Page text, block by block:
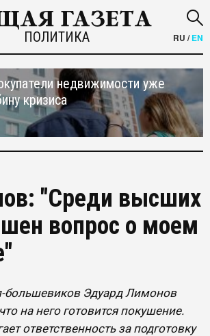
ПОЛИТИКА RU /EN
недвижимости уже
кризиса
"Среди высших
вопрос о моем
большевиков Эдуард Лимонов
на него готовится покушение.
ответственность за подготовку